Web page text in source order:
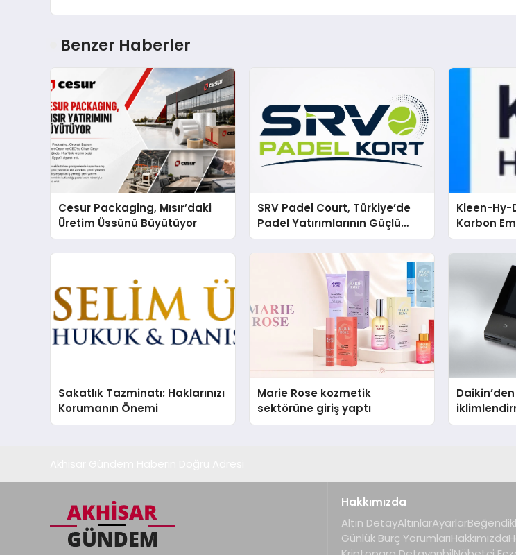
Benzer Haberler
Cesur Packaging, Mısır’daki
Üretim Üssünü Büyütüyor
SRV Padel Court, Türkiye’de
Padel Yatırımlarının Güçlü
Markası Olmayı Sürdürüyor
Kleen-Hy-
Karbon
Isıtma
Sakatlık Tazminatı: Haklarınızı
Korumanın Önemi
Marie Rose kozmetik
sektörüne giriş yaptı
Daikin’den
Madoka
Hakkımızda
Altın DetayAltınlarAyarlar
Günlük Burç YorumlarıHakkımızda